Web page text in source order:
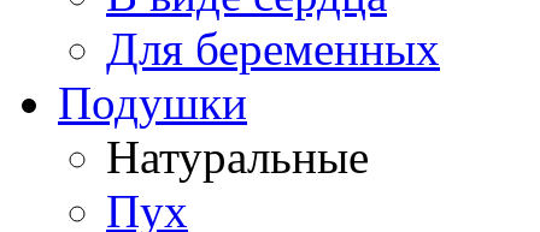
Для беременных
Подушки
Натуральные
Пух